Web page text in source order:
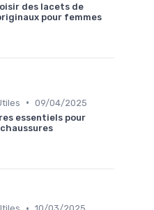
des lacets de
pour femmes
• 09/04/2025
essentiels pour